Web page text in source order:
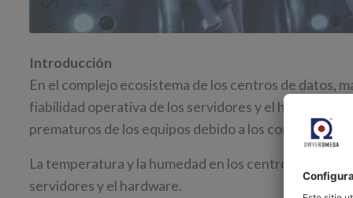
Introducción
En el complejo ecosistema de los centros de datos,
fiabilidad operativa de los servidores y el hardware,
prematuros de los equipos debido a los
La temperatura y la humedad en los centros de
servidores y el hardware.